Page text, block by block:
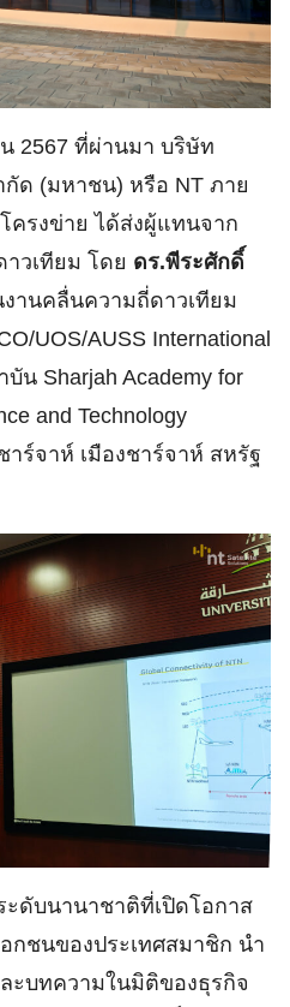
2567 ที่ผ่านมา บริษัท
ด (มหาชน) หรือ NT ภาย
ครงข่าย ได้ส่งผู้แทนจาก
วเทียม โดย ดร.พีระศักดิ์
านคลื่นความถี่ดาวเทียม
UOS/AUSS International
น Sharjah Academy for
and Technology
ร์จาห์ เมืองชาร์จาห์ สหรัฐ
ะดับนานาชาติที่เปิดโอกาส
กชนของประเทศสมาชิก นำ
ะบทความในมิติของธุรกิจ